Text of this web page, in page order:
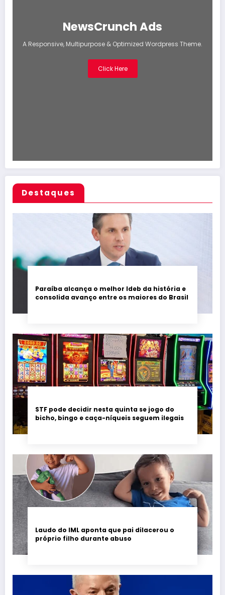
NewsCrunch Ads
A Responsive, Multipurpose & Optimized Wordpress Theme.
Click Here
Destaques
Paraíba alcança o melhor Ideb da história e
consolida avanço entre os maiores do Brasil
STF pode decidir nesta quinta se jogo do
bicho, bingo e caça-níqueis seguem ilegais
Laudo do IML aponta que pai dilacerou o
próprio filho durante abuso